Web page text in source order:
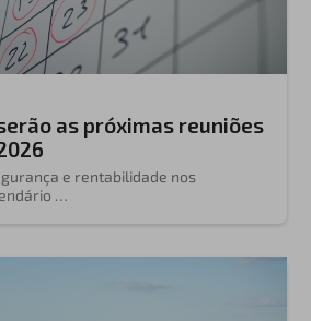
as próximas reuniões
e rentabilidade nos
…